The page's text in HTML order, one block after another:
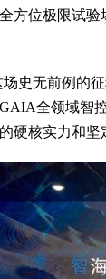
方位极限试
场史无前例的
全领域智
硬核实力和坚